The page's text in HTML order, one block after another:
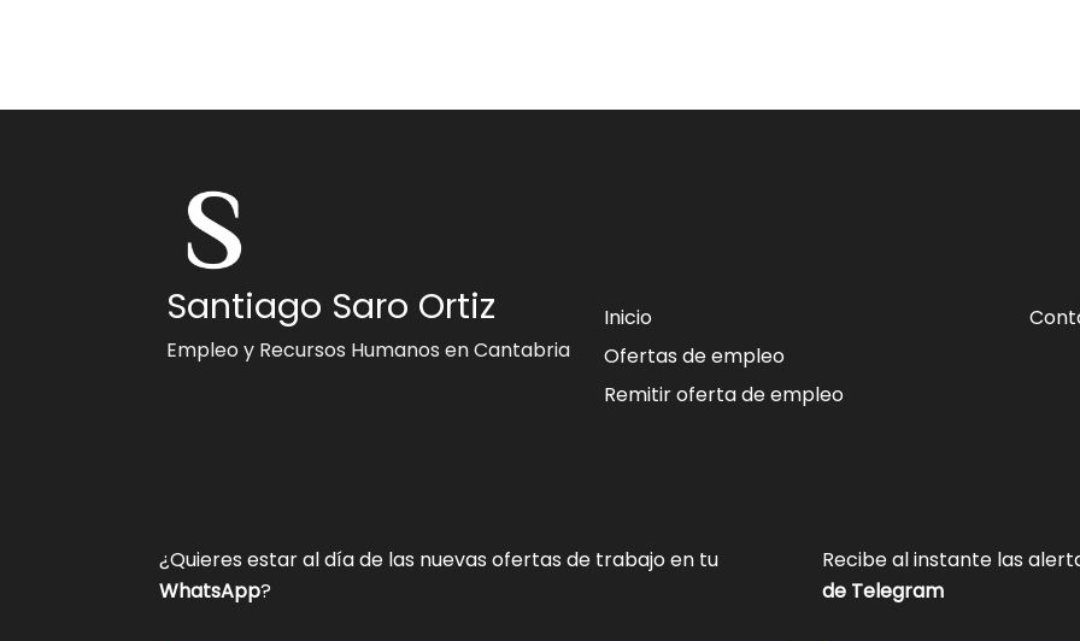
Santiago Saro Ortiz
Empleo y Recursos Humanos en Cantabria
Inicio
Ofertas de empleo
Remitir oferta de empleo
¿Quieres estar al día de las nuevas ofertas de trabajo en tu
WhatsApp?
Recibe al instante las
de Telegram